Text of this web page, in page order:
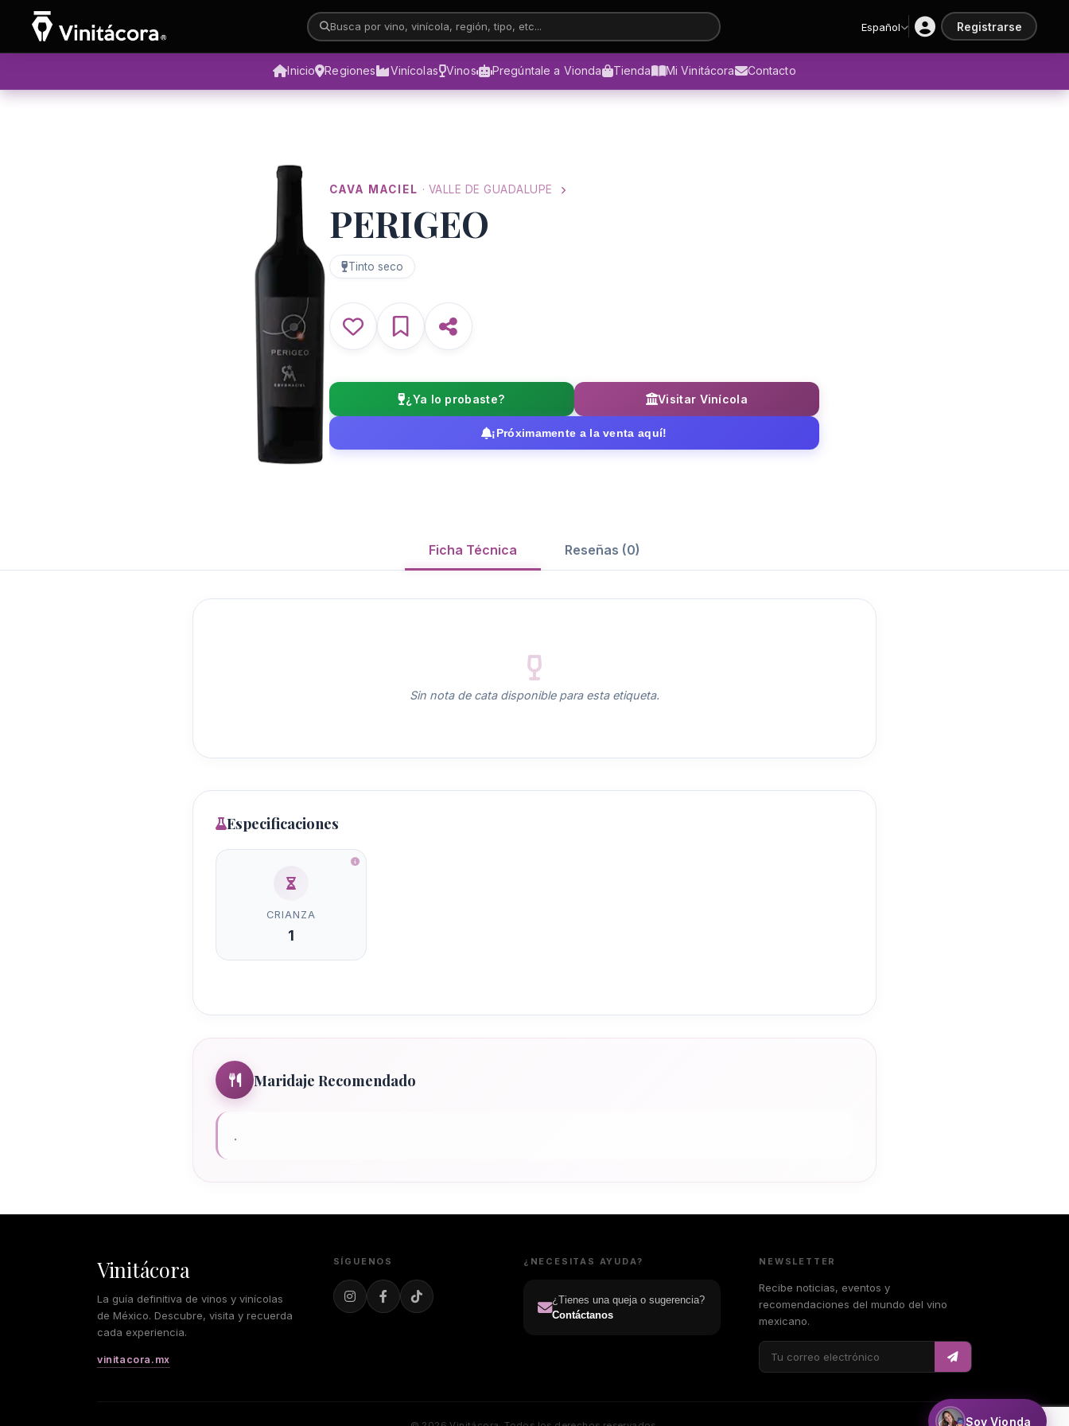
Busca por vino, vinícola, región, tipo, etc... Español Registrarse
Inicio Regiones Vinícolas Vinos Pregúntale a Vionda Tienda Mi Vinitácora Contacto
CAVA MACIEL · VALLE DE GUADALUPE
PERIGEO
Tinto seco
¿Ya lo probaste? Visitar Vinícola
¡Próximamente a la venta aquí!
Ficha Técnica Reseñas (0)
Sin nota de cata disponible para esta etiqueta.
Especificaciones
CRIANZA
1
Maridaje Recomendado
.
Vinitácora
La guía definitiva de vinos y vinícolas
de México. Descubre, visita y recuerda
cada experiencia.
vinitacora.mx
SÍGUENOS ¿NECESITAS AYUDA?
¿Tienes una queja o sugerencia?
Contáctanos
NEWSLETTER
Recibe noticias, eventos y
recomendaciones del mundo del vino
mexicano.
Soy Vionda